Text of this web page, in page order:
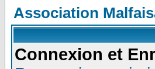
Association
Connexion et